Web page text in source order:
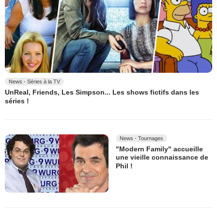
News - Séries à la TV
UnReal, Friends, Les Simpson... Les shows fictifs dans les
séries !
News - Tournages
"Modern Family" accueille
une vieille connaissance de
Phil !